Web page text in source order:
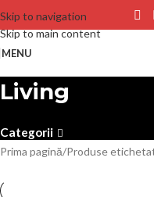
Skip to navigation
Skip to main content
MENU
Living
Categorii
Prima pagină Produse